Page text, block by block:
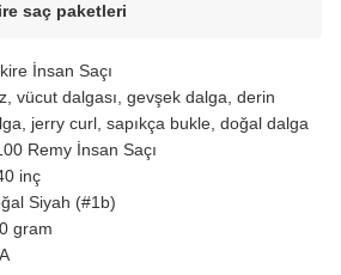
saç paketleri
İnsan Saçı
vücut dalgası, gevşek dalga, derin
jerry curl, sapıkça bukle, doğal dalga
Remy İnsan Saçı
inç
Siyah (#1b)
gram